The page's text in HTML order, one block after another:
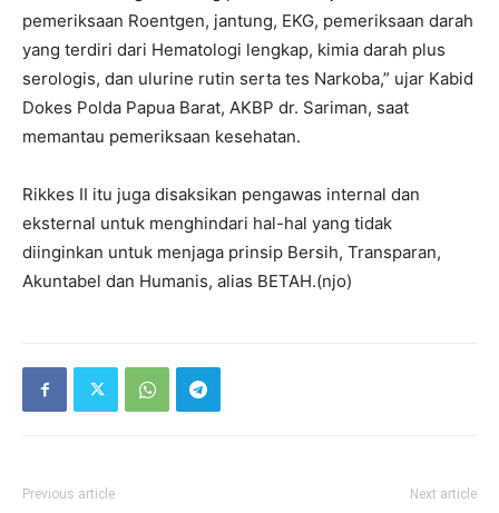
pemeriksaan Roentgen, jantung, EKG, pemeriksaan darah
yang terdiri dari Hematologi lengkap, kimia darah plus
serologis, dan ulurine rutin serta tes Narkoba,” ujar Kabid
Dokes Polda Papua Barat, AKBP dr. Sariman, saat
memantau pemeriksaan kesehatan.
Rikkes II itu juga disaksikan pengawas internal dan
eksternal untuk menghindari hal-hal yang tidak
diinginkan untuk menjaga prinsip Bersih, Transparan,
Akuntabel dan Humanis, alias BETAH.(njo)
Previous article Next article